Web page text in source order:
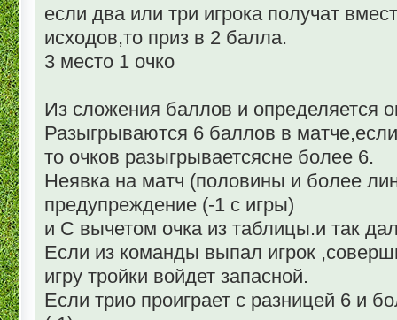
если два или три игрока получат
исходов,то приз в 2 балла.
3 место 1 очко
Из сложения баллов и определяется
Разыгрываются 6 баллов в
то очков разыгрываетсясне более 6.
Неявка на матч (половины и более
предупреждение (-1 с игры)
и С вычетом очка из таблицы.и так
Если из команды выпал игрок
игру тройки войдет запасной.
Если трио проиграет с разницей 6 и